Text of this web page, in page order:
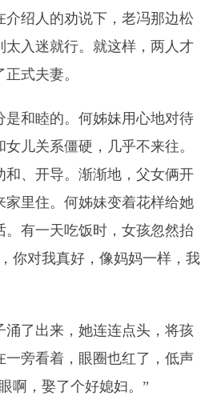
介绍人的劝说下，老冯那边松
太入迷就行。就这样，两人才
式夫妻。
是和睦的。何姊妹用心地对待
儿关系僵硬，几乎不来往。
和、开导。渐渐地，父女俩开
家里住。何姊妹变着花样给她
。有一天吃饭时，女孩忽然抬
你对我真好，像妈妈一样，我
涌了出来，她连连点头，将孩
一旁看着，眼圈也红了，低声
啊，娶了个好媳妇。”